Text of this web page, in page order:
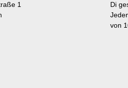
1
Di
von